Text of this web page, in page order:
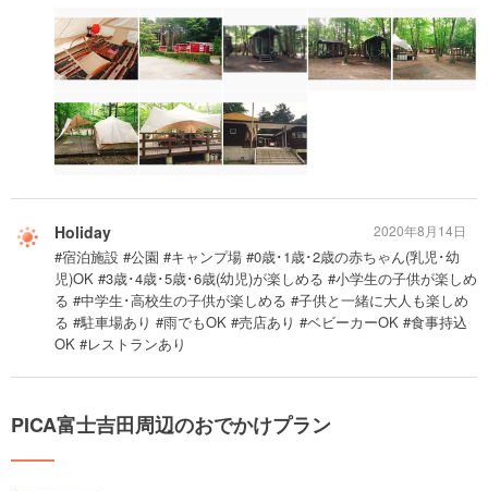
Holiday
#宿泊施設 #公園 #キャンプ場 #0歳･1歳･2歳の赤ちゃん(乳児･幼
児)OK #3歳･4歳･5歳･6歳(幼児)が楽しめる #小学生の子供が楽しめ
る #中学生･高校生の子供が楽しめる #子供と一緒に大人も楽しめ
る #駐車場あり #雨でもOK #売店あり #ベビーカーOK #食事持込
OK #レストランあり
2020年8月14日
PICA富士吉田周辺のおでかけプラン